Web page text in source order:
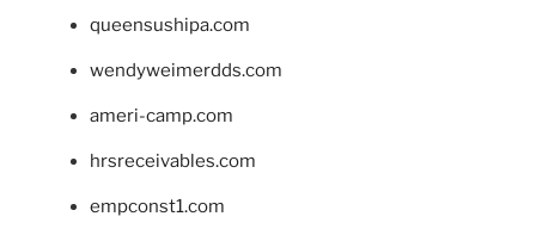
queensushipa.com
wendyweimerdds.com
ameri-camp.com
hrsreceivables.com
empconst1.com